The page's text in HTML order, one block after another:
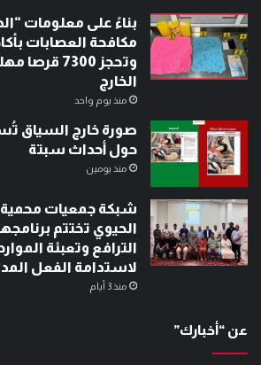
بناءً على معلومات
مكافحة العصابات
وتحجز 7300
الخارج
منذ يوم واحد
صورة خارج السياق
حول أحداث سبتة
منذ يومين
شبكة جمعيات محمية
الحيوي تختتم
الترافع وتعبئة
لاستدامة الفعل
منذ 3 أيام
عن “أخبارك”